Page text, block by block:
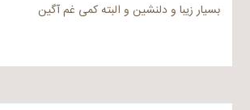
بسیار زیبا و دلنشین و البته کمی غم آگین